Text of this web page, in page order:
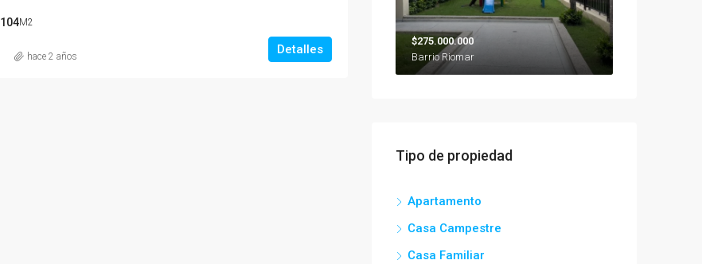
104M2
Detalles
hace 2 años
$275.000.000
Barrio Riomar
Tipo de propiedad
Apartamento
Casa Campestre
Casa Familiar